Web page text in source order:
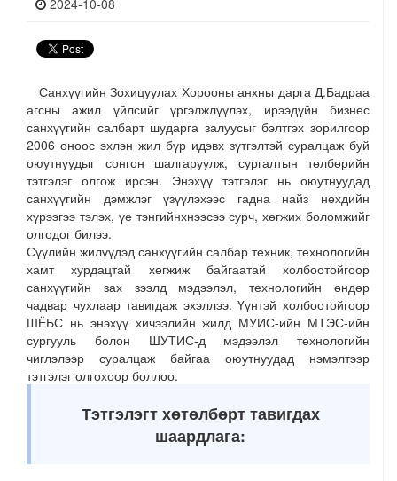
2024-10-08
Санхүүгийн Зохицуулах Хорооны анхны дарга Д.Бадраа
агсны ажил үйлсийг үргэлжлүүлэх, ирээдүйн бизнес
санхүүгийн салбарт шударга залуусыг бэлтгэх зорилгоор
2006 оноос эхлэн жил бүр идэвх зүтгэлтэй суралцаж буй
оюутнуудыг сонгон шалгаруулж, сургалтын төлбөрийн
тэтгэлэг олгож ирсэн. Энэхүү тэтгэлэг нь оюутнуудад
санхүүгийн дэмжлэг үзүүлэхээс гадна найз нөхдийн
хүрээгээ тэлэх, үе тэнгийнхнээсээ сурч, хөгжих боломжийг
олгодог билээ.
Сүүлийн жилүүдэд санхүүгийн салбар техник, технологийн
хамт хурдацтай хөгжиж байгаатай холбоотойгоор
санхүүгийн зах зээлд мэдээлэл, технологийн өндөр
чадвар чухлаар тавигдаж эхэллээ. Үүнтэй холбоотойгоор
ШЁБС нь энэхүү хичээлийн жилд МУИС-ийн МТЭС-ийн
сургууль болон ШУТИС-д мэдээлэл технологийн
чиглэлээр суралцаж байгаа оюутнуудад нэмэлтээр
тэтгэлэг олгохоор боллоо.
Тэтгэлэгт хөтөлбөрт тавигдах
шаардлага: